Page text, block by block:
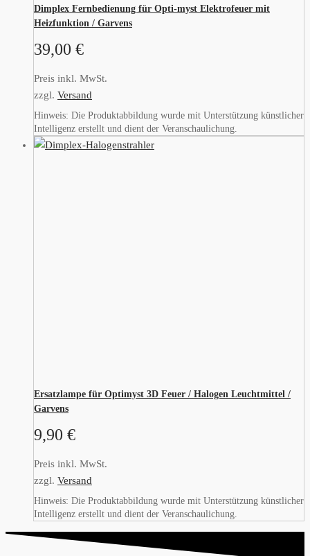
Dimplex Fernbedienung für Opti-myst Elektrofeuer mit
Heizfunktion / Garvens
39,00 €
Preis inkl. MwSt.
zzgl. Versand
Hinweis: Die Produktabbildung wurde mit Unterstützung künstlicher
Intelligenz erstellt und dient der Veranschaulichung.
Ersatzlampe für Optimyst 3D Feuer / Halogen Leuchtmittel /
Garvens
9,90 €
Preis inkl. MwSt.
zzgl. Versand
Hinweis: Die Produktabbildung wurde mit Unterstützung künstlicher
Intelligenz erstellt und dient der Veranschaulichung.